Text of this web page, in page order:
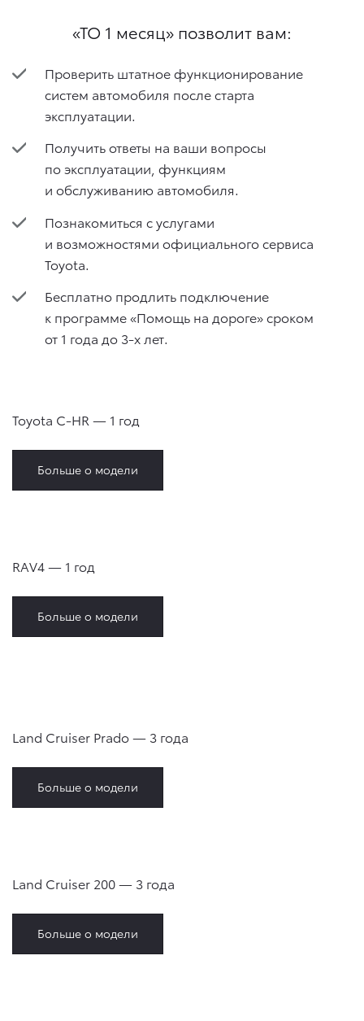
«ТО 1 месяц» позволит вам:
Проверить штатное функционирование
систем автомобиля после старта
эксплуатации.
Получить ответы на ваши вопросы
по эксплуатации, функциям
и обслуживанию автомобиля.
Познакомиться с услугами
и возможностями официального сервиса
Toyota.
Бесплатно продлить подключение
к программе «Помощь на дороге» сроком
от 1 года до 3-х лет.
Toyota C-HR — 1 год
Больше о модели
RAV4 — 1 год
Больше о модели
Land Cruiser Prado — 3 года
Больше о модели
Land Cruiser 200 — 3 года
Больше о модели